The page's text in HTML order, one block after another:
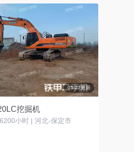
05-27更新
挖掘机
小时 | 河北-保定市